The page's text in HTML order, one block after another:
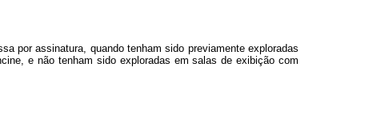
por assinatura, quando tenham sido previamente exploradas
e não tenham sido exploradas em salas de exibição com